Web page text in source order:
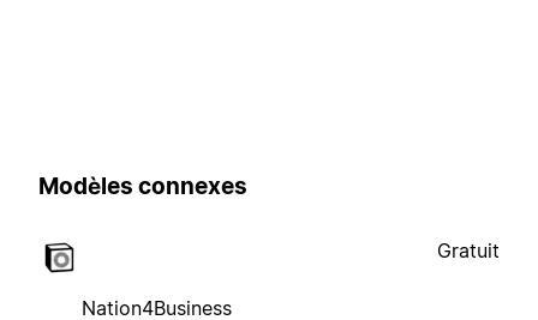
Modèles connexes
Nation4Business
Gratuit